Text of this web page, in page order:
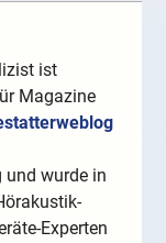
ist
Magazine
und wurde in
Experten